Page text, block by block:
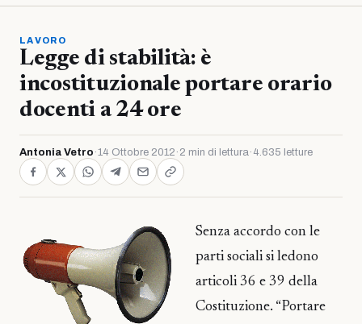
LAVORO
Legge di stabilità: è
incostituzionale portare orario
docenti a 24 ore
Antonia Vetro ·14 Ottobre 2012 · 2 min di lettura· 4.635 letture
Senza accordo con le
parti sociali si ledono
articoli 36 e 39 della
Costituzione. “Portare